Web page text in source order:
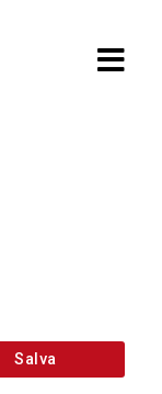
Salva